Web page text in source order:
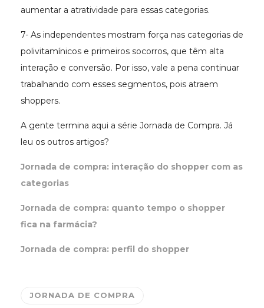
aumentar a atratividade para essas categorias.
7- As independentes mostram força nas categorias de
polivitamínicos e primeiros socorros, que têm alta
interação e conversão. Por isso, vale a pena continuar
trabalhando com esses segmentos, pois atraem
shoppers.
A gente termina aqui a série Jornada de Compra. Já
leu os outros artigos?
Jornada de compra: interação do shopper com as
categorias
Jornada de compra: quanto tempo o shopper
fica na farmácia?
Jornada de compra: perfil do shopper
JORNADA DE COMPRA